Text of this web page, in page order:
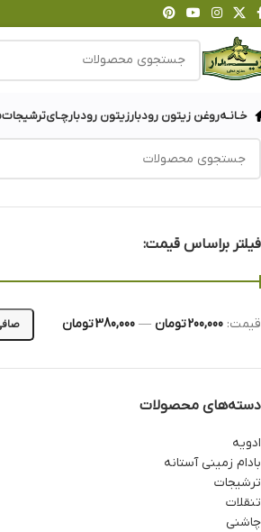
خـانـهروغن زیتون رودبارزیتون رودبارچـایترشیجات
فیلتر براساس قیمت:
قيمت: 200,000 تومان — 380,000 تومان
دسته‌های محصولات
ادویه
بادام زمینی آستانه
ترشیجات
تنقلات
چاشنی